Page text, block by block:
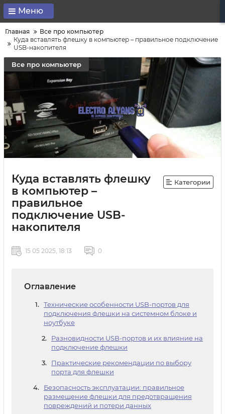
Меню
Главная
Все про компьютер
Куда вставлять флешку в компьютер – правильное подключение
USB-накопителя
Все про компьютер
Куда вставлять флешку
в компьютер –
правильное
подключение USB-
накопителя
Категории
15 05 2025, 18:13 0
Оглавление
Технические особенности USB-портов для
подключения флешки на системном блоке и
ноутбуке
Разновидности USB-портов и их влияние на
подключение флешки
Практические рекомендации по выбору
порта для флешки
Безопасность эксплуатации: правильное
размещение флешки для предотвращения
повреждений и потери данных